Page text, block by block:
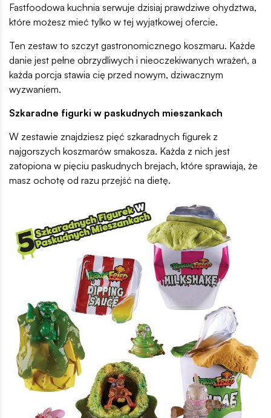
Fastfoodowa kuchnia serwuje dzisiaj prawdziwe ohydztwa,
które możesz mieć tylko w tej wyjątkowej ofercie.
Ten zestaw to szczyt gastronomicznego koszmaru. Każde
danie jest pełne obrzydliwych i nieoczekiwanych wrażeń, a
każda porcja stawia cię przed nowym, dziwacznym
wyzwaniem.
Szkaradne figurki w paskudnych mieszankach
W zestawie znajdziesz pięć szkaradnych figurek z
najgorszych koszmarów smakosza. Każda z nich jest
zatopiona w pięciu paskudnych brejach, które sprawiają, że
masz ochotę od razu przejść na dietę.